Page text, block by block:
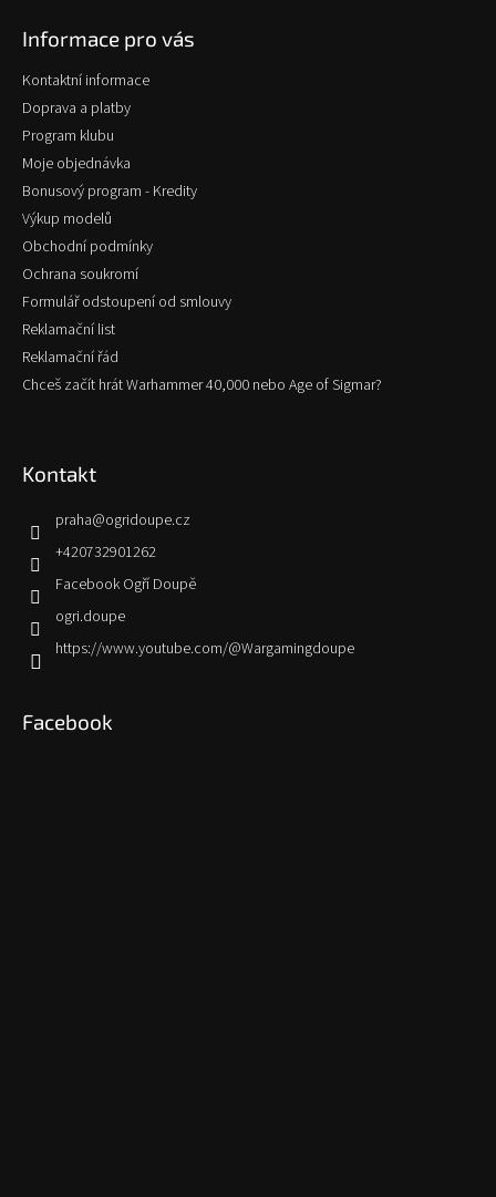
Informace pro vás
Kontaktní informace
Doprava a platby
Program klubu
Moje objednávka
Bonusový program - Kredity
Výkup modelů
Obchodní podmínky
Ochrana soukromí
Formulář odstoupení od smlouvy
Reklamační list
Reklamační řád
Chceš začít hrát Warhammer 40,000 nebo Age of Sigmar?
Kontakt
praha@ogridoupe.cz
+420732901262
Facebook Ogří Doupě
ogri.doupe
https://www.youtube.com/@Wargamingdoupe
Facebook